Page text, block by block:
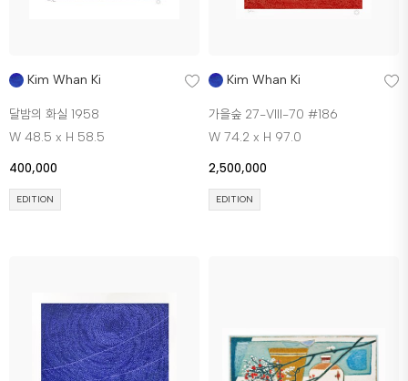
Kim Whan Ki
달밤의 화실 1958
W 48.5 x H 58.5
400,000
EDITION
Kim Whan Ki
가을숲 27-Vlll-70 #186
W 74.2 x H 97.0
2,500,000
EDITION